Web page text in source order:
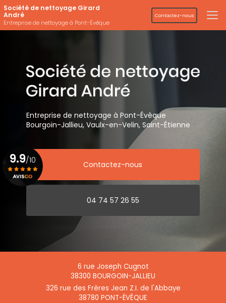
Aller
au
contenu
principal
Société de nettoyage Girard
André
Entreprise de nettoyage à Pont-Évêque
Contactez-nous
Entreprise de nettoyage à Pont-Évêque
Bourgoin-Jallieu, Vaulx-en-Velin, Saint-Étienne
Contactez-nous
04 74 57 26 55
6 rue Joseph Cugnot
38300 BOURGOIN-JALLIEU
326 rue des Frères Jean Z.I. de l'Abbaye
38780 PONT-ÉVÊQUE
9.9/10